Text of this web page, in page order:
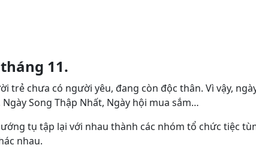
11.
chưa có người yêu, đang còn độc thân. Vì vậy,
Song Thập Nhất, Ngày hội mua sắm…
tụ tập lại với nhau thành các nhóm tổ chức tiệc
nhau.